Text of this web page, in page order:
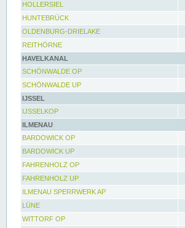
HOLLERSIEL
HUNTEBRÜCK
OLDENBURG-DRIELAKE
REITHÖRNE
HAVELKANAL
SCHÖNWALDE OP
SCHÖNWALDE UP
IJSSEL
IJSSELKOP
ILMENAU
BARDOWICK OP
BARDOWICK UP
FAHRENHOLZ OP
FAHRENHOLZ UP
ILMENAU SPERRWERK AP
LÜNE
WITTORF OP